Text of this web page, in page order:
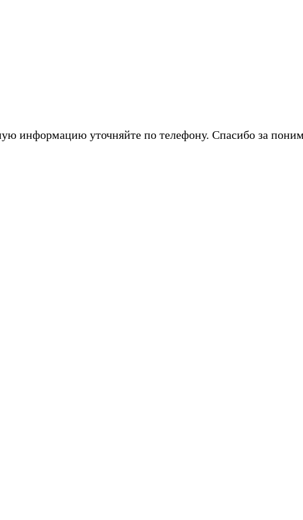
информацию уточняйте по телефону. Спасибо за